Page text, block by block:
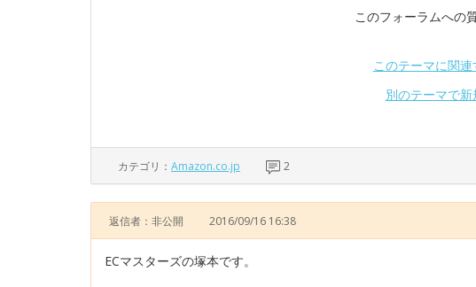
このフォーラムへの
このテーマに関
別のテーマで
カテゴリ： Amazon.co.jp 2
返信者：非公開 2016/09/16 16:38
ECマスターズの塚本です。